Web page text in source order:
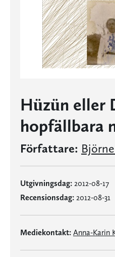
Hüzün eller
hopfällbara
Författare:
Utgivningsdag: 2012-08-17
Recensionsdag: 2012-08-31
Mediekontakt: Anna-Karin